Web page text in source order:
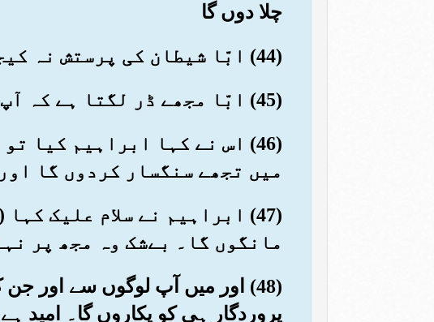
چلا دوں گا
(44) ابّا شیطان کی پرستش نہ کیجیئے۔ بےشک شیطان خدا کا نافرمان ہے
(45) ابّا مجھے ڈر لگتا ہے کہ آپ کو خدا کا عذاب آپکڑے تو آپ شیطان کے ساتھی ہوجائیں
(46) اس نے کہا ابراہیم کیا
میں تجھے سنگسار کردوں گا
(47) ابراہیم نے سلام علیک
مانگوں گا۔ بےشک وہ مجھ پر
(48) اور میں آپ لوگوں سے اور
پروردگار ہی کو پکاروں گا۔ امید